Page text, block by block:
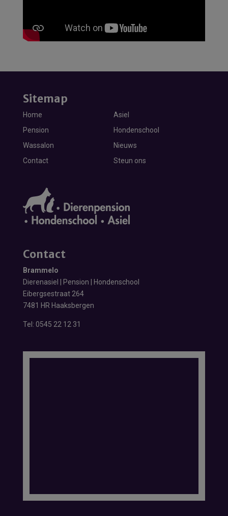
Sitemap
Home
Asiel
Pension
Hondenschool
Wassalon
Nieuws
Contact
Steun ons
Contact
Brammelo
Dierenasiel | Pension | Hondenschool
Eibergsestraat 264
7481 HR Haaksbergen
Tel: 0545 22 12 31